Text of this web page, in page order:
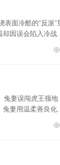
面冷酷的“反派”
因误会陷入冷战，
妻误闯虎王领地
妻用温柔善良化解